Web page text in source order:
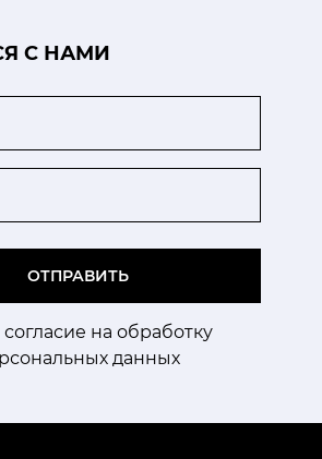
С НАМИ
ОТПРАВИТЬ
на обработку
данных